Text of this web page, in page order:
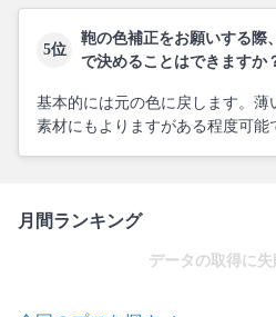
5位
鞄の色補正をお願いする際
で決めることはできますか
基本的には元の色に戻します。薄
素材にもよりますがある程度可能
月間ランキング
データの取得に失